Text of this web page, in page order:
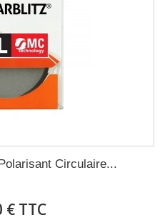
Circulaire...
€ TTC